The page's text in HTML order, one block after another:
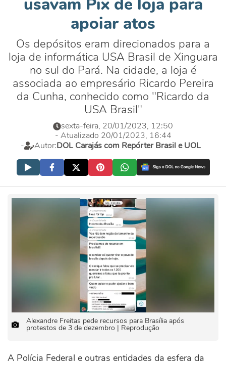
apoiar atos
Os depósitos eram direcionados para a
loja de informática USA Brasil de Xinguara
no sul do Pará. Na cidade, a loja é
associada ao empresário Ricardo Pereira
da Cunha, conhecido como "Ricardo da
USA Brasil"
sexta-feira, 20/01/2023, 12:50
- Atualizado 20/01/2023, 16:44
-
Autor:DOL Carajás com Repórter Brasil e UOL
Alexandre Freitas pede recursos para Brasília após
protestos de 3 de dezembro | Reprodução
A Polícia Federal e outras entidades da esfera da